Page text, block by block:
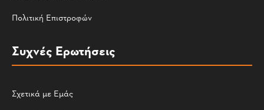
Πολιτική Επιστροφών
Συχνές Ερωτήσεις
Σχετικά με Εμάς